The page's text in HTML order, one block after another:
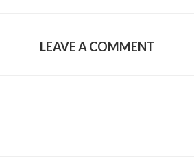
LEAVE A COMMENT